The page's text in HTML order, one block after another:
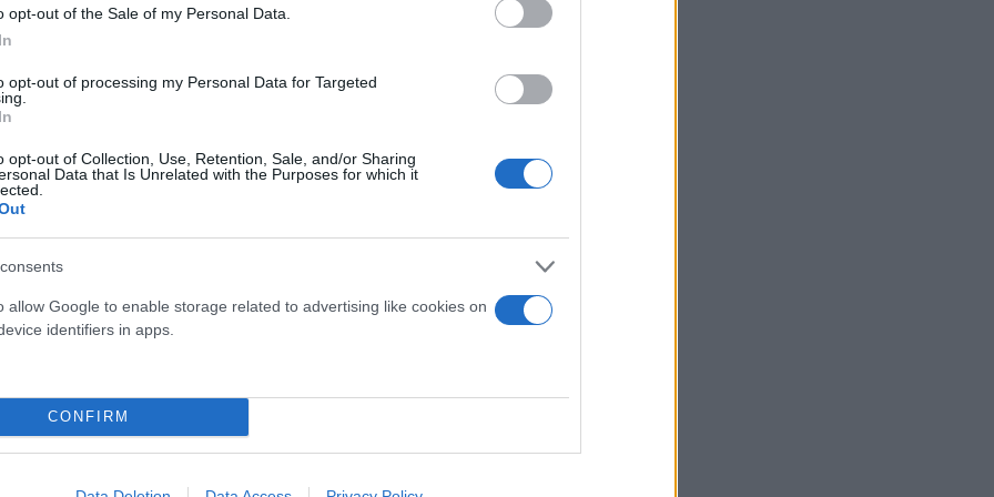
opt-out of the Sale of my Personal Data.
opt-out of processing my Personal Data for Targeted
opt-out of Collection, Use, Retention, Sale, and/or Sharing
Data that Is Unrelated with the Purposes for which it
allow Google to enable storage related to advertising like cookies on
identifiers in apps.
CONFIRM
στη κανονικότητα, αλλά δεν μπορούμε να παραλείψουμε